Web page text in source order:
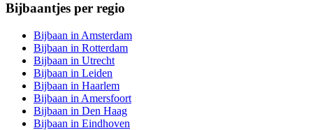
Bijbaantjes per regio
Bijbaan in Amsterdam
Bijbaan in Rotterdam
Bijbaan in Utrecht
Bijbaan in Leiden
Bijbaan in Haarlem
Bijbaan in Amersfoort
Bijbaan in Den Haag
Bijbaan in Eindhoven